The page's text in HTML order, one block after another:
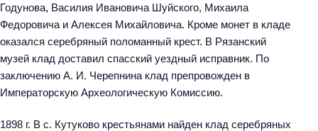
Годунова, Василия Ивановича Шуйского, Михаила
Федоровича и Алексея Михайловича. Кроме монет в кладе
оказался серебряный поломанный крест. В Рязанский
музей клад доставил спасский уездный исправник. По
заключению А. И. Черепнина клад препровожден в
Императорскую Археологическую Комиссию.
1898 г. В с. Кутуково крестьянами найден клад серебряных